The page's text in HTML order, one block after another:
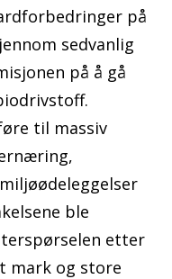
på
sedvanlig
på å gå
til massiv
ble
etter
mark og store